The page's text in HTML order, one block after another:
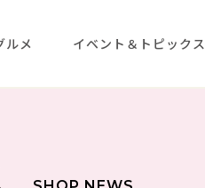
ルメ イベント＆トピックス